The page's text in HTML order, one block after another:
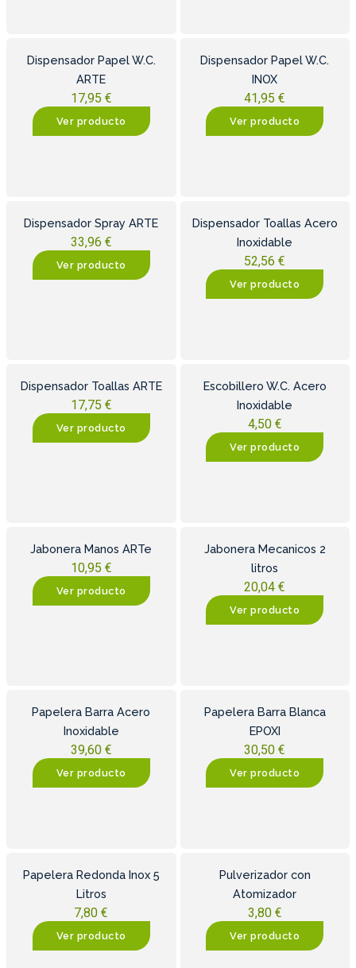
Dispensador Papel W.C.
ARTE
17,95 €
Ver producto
Dispensador Papel W.C.
INOX
41,95€
Ver producto
Dispensador Spray ARTE
33,96 €
Ver producto
Dispensador Toallas Acero
Inoxidable
52,56€
Ver producto
Dispensador Toallas ARTE
17,75 €
Ver producto
Escobillero W.C. Acero
Inoxidable
4,50 €
Ver producto
Jabonera Manos ARTe
10,95 €
Ver producto
Jabonera Mecanicos 2
litros
20,04€
Ver producto
Papelera Barra Acero
Inoxidable
39,60 €
Ver producto
Papelera Barra Blanca
EPOXI
30,50€
Ver producto
Papelera Redonda Inox 5
Litros
7,80€
Ver producto
Pulverizador con
Atomizador
3,80 €
Ver producto